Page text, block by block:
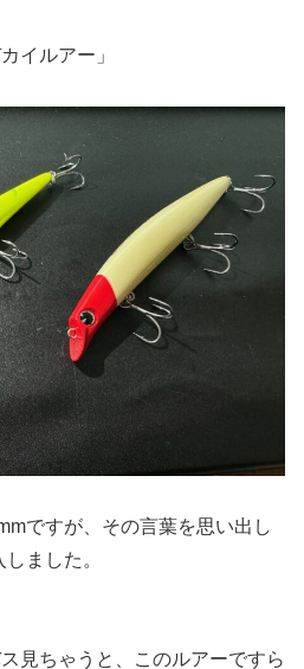
イルアー」
ですが、その言葉を思い出し
ました。
見ちゃうと、このルアーですら